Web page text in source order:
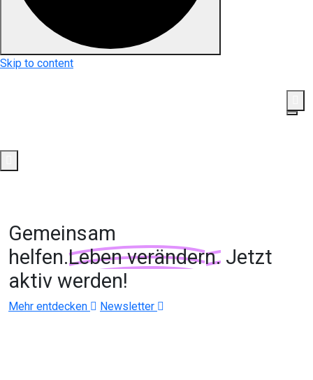
Skip to content
Gemeinsam
helfen.Leben verändern. Jetzt
aktiv werden!
Mehr entdecken Newsletter